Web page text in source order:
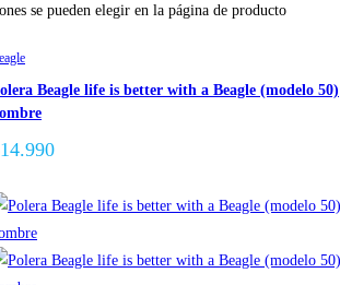
se pueden elegir en la página de producto
Beagle life is better with a Beagle (modelo 50)
14.990